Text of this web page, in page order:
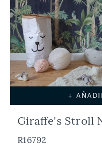
+
Giraffe's Stroll
R16792